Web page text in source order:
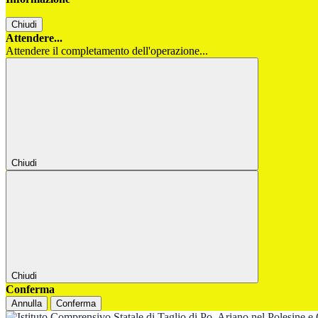
Chiudi
Attendere...
Attendere il completamento dell'operazione...
Chiudi
Chiudi
Conferma
Annulla Conferma